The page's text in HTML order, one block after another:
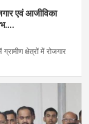
एवं आजीविका
क्षेत्रों में रोजगार